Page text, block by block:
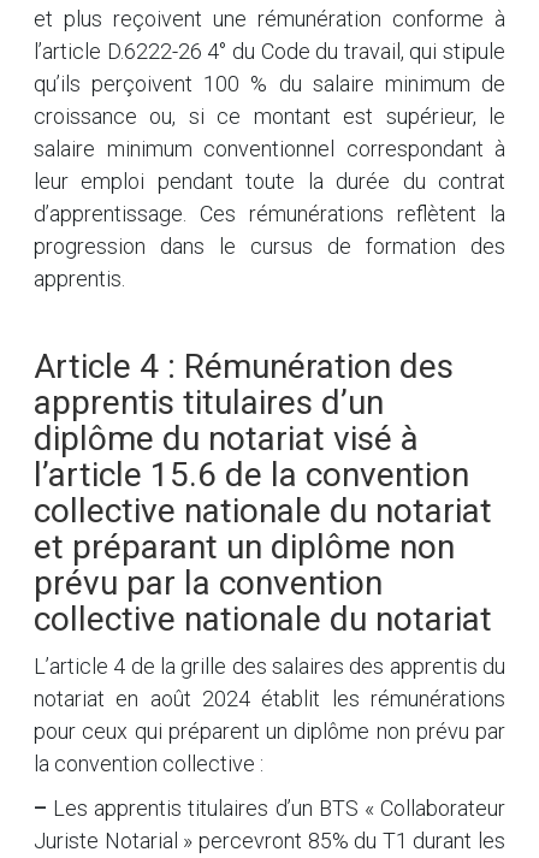
et plus reçoivent une rémunération conforme à
l’article D.6222-26 4° du Code du travail, qui stipule
qu’ils perçoivent 100 % du salaire minimum de
croissance ou, si ce montant est supérieur, le
salaire minimum conventionnel correspondant à
leur emploi pendant toute la durée du contrat
d’apprentissage. Ces rémunérations reflètent la
progression dans le cursus de formation des
apprentis.
Article 4 : Rémunération des
apprentis titulaires d’un
diplôme du notariat visé à
l’article 15.6 de la convention
collective nationale du notariat
et préparant un diplôme non
prévu par la convention
collective nationale du notariat
L’article 4 de la grille des salaires des apprentis du
notariat en août 2024 établit les rémunérations
pour ceux qui préparent un diplôme non prévu par
la convention collective :
– Les apprentis titulaires d’un BTS « Collaborateur
Juriste Notarial » percevront 85% du T1 durant les